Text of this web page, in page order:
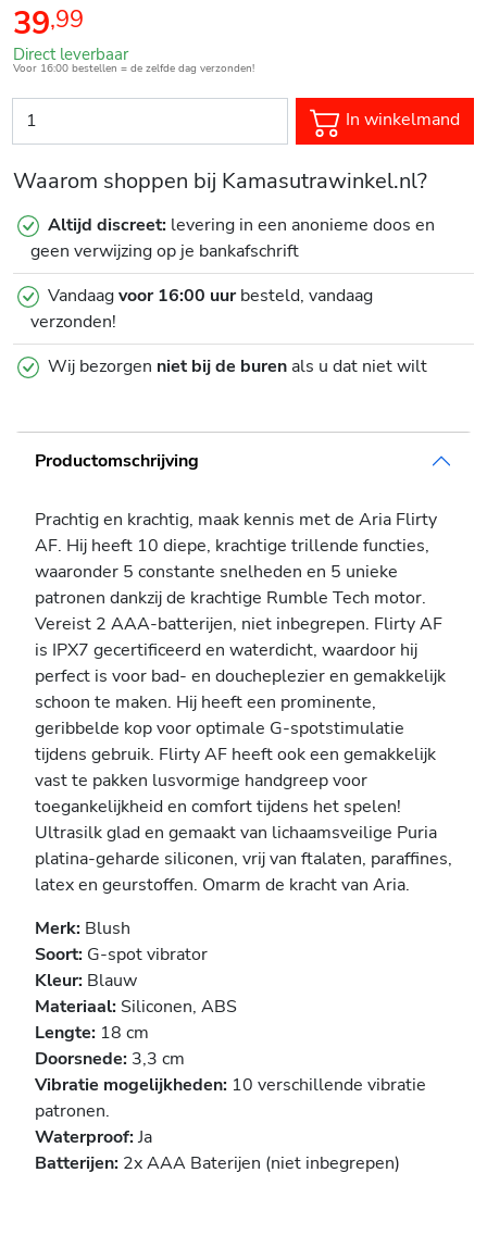
39,99
Direct leverbaar
Voor 16:00 bestellen = de zelfde dag verzonden!
In winkelmand
Waarom shoppen bij Kamasutrawinkel.nl?
Altijd discreet: levering in een anonieme doos en
geen verwijzing op je bankafschrift
Vandaagvoor 16:00 uurbesteld, vandaag
verzonden!
Wij bezorgen niet bij de burenals u dat niet wilt
Productomschrijving
Prachtig en krachtig, maak kennis met de Aria Flirty
AF. Hij heeft 10 diepe, krachtige trillende functies,
waaronder 5 constante snelheden en 5 unieke
patronen dankzij de krachtige Rumble Tech motor.
Vereist 2 AAA-batterijen, niet inbegrepen. Flirty AF
is IPX7 gecertificeerd en waterdicht, waardoor hij
perfect is voor bad- en doucheplezier en gemakkelijk
schoon te maken. Hij heeft een prominente,
geribbelde kop voor optimale G-spotstimulatie
tijdens gebruik. Flirty AF heeft ook een gemakkelijk
vast te pakken lusvormige handgreep voor
toegankelijkheid en comfort tijdens het spelen!
Ultrasilk glad en gemaakt van lichaamsveilige Puria
platina-geharde siliconen, vrij van ftalaten, paraffines,
latex en geurstoffen. Omarm de kracht van Aria.
Merk: Blush
Soort: G-spot vibrator
Kleur: Blauw
Materiaal: Siliconen, ABS
Lengte: 18 cm
Doorsnede: 3,3 cm
Vibratie mogelijkheden: 10 verschillende vibratie
patronen.
Waterproof:Ja
Batterijen: 2x AAA Baterijen (niet inbegrepen)